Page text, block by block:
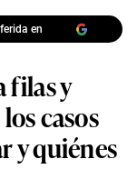
en
filas y
casos
y quiénes